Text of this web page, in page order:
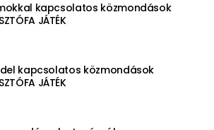
kapcsolatos közmondások
JÁTÉK
kapcsolatos közmondások
JÁTÉK